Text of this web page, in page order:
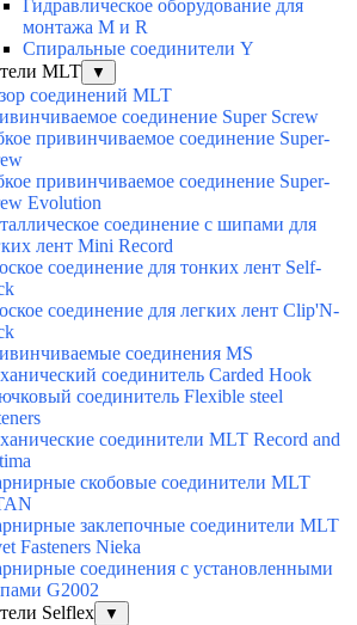
Гидравлическое оборудование для
монтажа M и R
Спиральные соединители Y
MLT
▼
соединений MLT
соединение Super Screw
привинчиваемое соединение Super-
привинчиваемое соединение Super-
Evolution
соединение с шипами для
лент Mini Record
соединение для тонких лент Self-
соединение для легких лент Clip'N-
соединения MS
соединитель Carded Hook
соединитель Flexible steel
соединители MLT Record and
скобовые соединители MLT
заклепочные соединители MLT
Fasteners Nieka
соединения с установленными
G2002
Selflex
▼